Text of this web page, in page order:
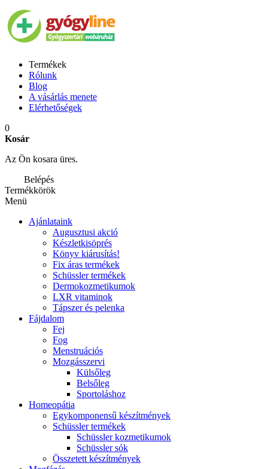
Termékek
Rólunk
Blog
A vásárlás menete
Elérhetőségek
0
Kosár
Az Ön kosara üres.
Belépés
Termékkörök
Menü
Ajánlataink
Augusztusi akció
Készletkisöprés
Könyv kiárusítás!
Fix áras termékek
Schüssler termékek
Dermokozmetikumok
LXR vitaminok
Tápszer és pelenka
Fájdalom
Fej
Fog
Menstruációs
Mozgásszervi
Külsőleg
Belsőleg
Sportoláshoz
Homeopátia
Egykomponensű készítmények
Schüssler termékek
Schüssler kozmetikumok
Schüssler sók
Összetett készítmények